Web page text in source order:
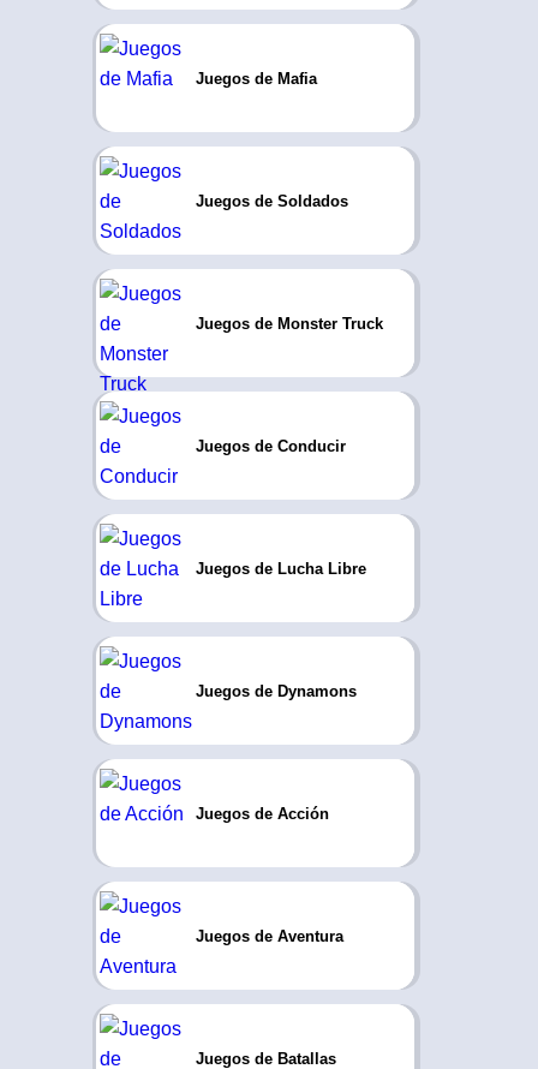
Juegos de Mafia
Juegos de Soldados
Juegos de Monster Truck
Juegos de Conducir
Juegos de Lucha Libre
Juegos de Dynamons
Juegos de Acción
Juegos de Aventura
Juegos de Batallas